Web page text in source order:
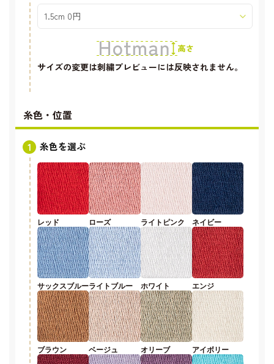
サイズの変更は刺繍プレビューには反映されません。
糸色・位置
糸色を選ぶ
レッド ローズ ライトピンク ネイビー
サックスブルーライトブルー ホワイト エンジ
ブラウン ベージュ オリーブ アイボリー